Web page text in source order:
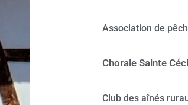
Association de
Chorale Sainte
Club des aînés